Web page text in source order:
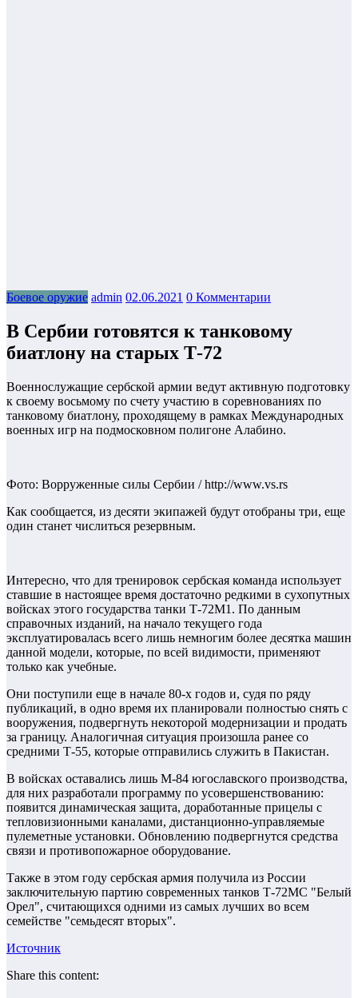
Боевое оружие admin 02.06.2021 0 Комментарии
В Сербии готовятся к танковому
биатлону на старых Т-72
Военнослужащие сербской армии ведут активную подготовку
к своему восьмому по счету участию в соревнованиях по
танковому биатлону, проходящему в рамках Международных
военных игр на подмосковном полигоне Алабино.
Фото: Ворруженные силы Сербии / http://www.vs.rs
Как сообщается, из десяти экипажей будут отобраны три, еще
один станет числиться резервным.
Интересно, что для тренировок сербская команда использует
ставшие в настоящее время достаточно редкими в сухопутных
войсках этого государства танки Т-72М1. По данным
справочных изданий, на начало текущего года
эксплуатировалась всего лишь немногим более десятка машин
данной модели, которые, по всей видимости, применяют
только как учебные.
Они поступили еще в начале 80-х годов и, судя по ряду
публикаций, в одно время их планировали полностью снять с
вооружения, подвергнуть некоторой модернизации и продать
за границу. Аналогичная ситуация произошла ранее со
средними Т-55, которые отправились служить в Пакистан.
В войсках оставались лишь М-84 югославского производства,
для них разработали программу по усовершенствованию:
появится динамическая защита, доработанные прицелы с
тепловизионными каналами, дистанционно-управляемые
пулеметные установки. Обновлению подвергнутся средства
связи и противопожарное оборудование.
Также в этом году сербская армия получила из России
заключительную партию современных танков Т-72МС "Белый
Орел", считающихся одними из самых лучших во всем
семействе "семьдесят вторых".
Источник
Share this content: